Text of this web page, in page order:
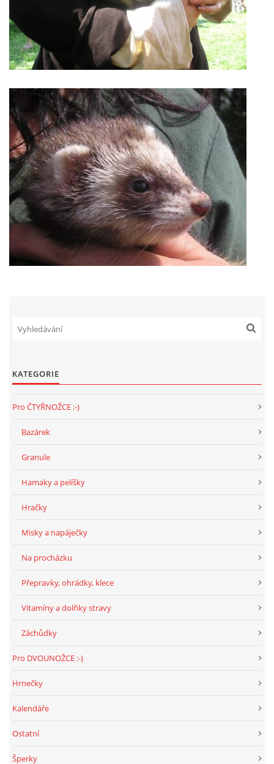
SLUŽBY
JAK NÁM POMOCI - POMÁHAJÍ NÁM :-)
Fretky Boleslav, z.s.
Trnová 15
294 25 Katusice
602 692 130
info@fretkyboleslav.cz
KATEGORIE
Pro ČTYŘNOŽCE :-)
Bazárek
Granule
Hamaky a pelíšky
Hračky
Misky a napáječky
Na procházku
Přepravky, ohrádky, klece
Vitamíny a dolňky stravy
Záchůdky
Pro DVOUNOŽCE :-)
Hrnečky
Kalendáře
Ostatní
Šperky